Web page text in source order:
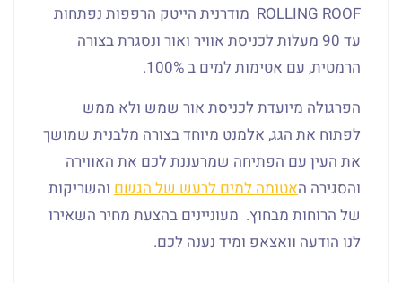
ROLLING ROOF מודרנית הייטק הרפפות נפתחות
עד 90 מעלות לכניסת אוויר ואור ונסגרת בצורה
הרמטית, עם אטימות למים ב 100%.
הפרגולה מיועדת לכניסת אור שמש ולא ממש
לפתוח את הגג, אלמנט מיוחד בצורה מלבנית שמושך
את העין עם הפתיחה שמרעננת לכם את האווירה
והסגירה האטומה למים לרעש של הגשם והשריקות
של הרוחות מבחוץ. מעוניינים בהצעת מחיר השאירו
לנו הודעה וואצאפ ומיד נענה לכם.